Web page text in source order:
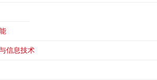
信息技术